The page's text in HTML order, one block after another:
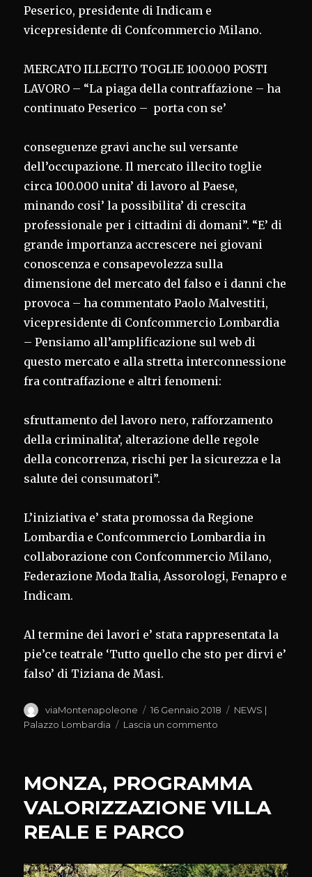
Peserico, presidente di Indicam e
vicepresidente di Confcommercio Milano.
MERCATO ILLECITO TOGLIE 100.000 POSTI
LAVORO – “La piaga della contraffazione – ha
continuato Peserico – porta con se’
conseguenze gravi anche sul versante
dell’occupazione. Il mercato illecito toglie
circa 100.000 unita’ di lavoro al Paese,
minando cosi’ la possibilita’ di crescita
professionale per i cittadini di domani”. “E’ di
grande importanza accrescere nei giovani
conoscenza e consapevolezza sulla
dimensione del mercato del falso e i danni che
provoca – ha commentato Paolo Malvestiti,
vicepresidente di Confcommercio Lombardia
– Pensiamo all’amplificazione sul web di
questo mercato e alla stretta interconnessione
fra contraffazione e altri fenomeni:
sfruttamento del lavoro nero, rafforzamento
della criminalita’, alterazione delle regole
della concorrenza, rischi per la sicurezza e la
salute dei consumatori”.
L’iniziativa e’ stata promossa da Regione
Lombardia e Confcommercio Lombardia in
collaborazione con Confcommercio Milano,
Federazione Moda Italia, Assorologi, Fenapro e
Indicam.
Al termine dei lavori e’ stata rappresentata la
pie’ce teatrale ‘Tutto quello che sto per dirvi e’
falso’ di Tiziana de Masi.
Autore
viaMontenapoleone
Pubblicato
il
16 Gennaio 2018 Categorie
NEWS |
Palazzo Lombardia
Lascia un commento
IN
PRODUCE
MONZA, PROGRAMMA
VALORIZZAZIONE VILLA
REALE E PARCO